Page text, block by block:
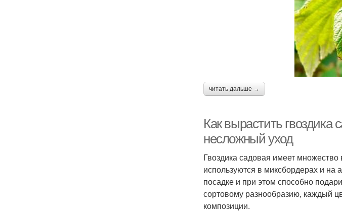
читать дальше →
Как вырастить гвоздика
несложный уход
Гвоздика садовая имеет
используются в миксбордерах и на
посадке и при этом способно
сортовому разнообразию, каждый
композиции.